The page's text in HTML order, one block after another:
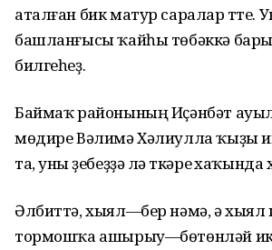
аталған бик матур саралар үтте.
башланғысы ҡайһы төбәккә
билгеһеҙ.
Баймаҡ районының Иҫәнбәт
мөдире Вәлимә Хәлиулла ҡыҙы
та, уны үҙебеҙҙә лә үткәреү
Әлбиттә, хыял—бер нәмә, ә хыял
тормошҡа ашырыу—бөтөнләй